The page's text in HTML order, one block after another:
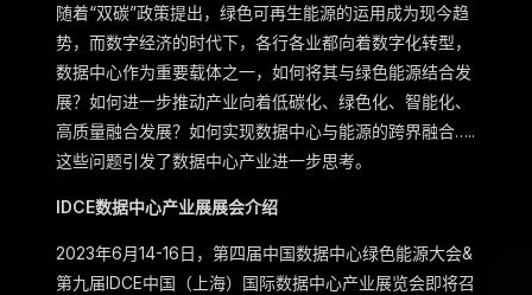
随着“双碳”政策提出，绿色可再生能源的运用成为现今趋
势，而数字经济的时代下，各行各业都向着数字化转型，
数据中心作为重要载体之一，如何将其与绿色能源结合发
展？如何进一步推动产业向着低碳化、绿色化、智能化、
高质量融合发展？如何实现数据中心与能源的跨界融合…..
这些问题引发了数据中心产业进一步思考。
IDCE数据中心产业展展会介绍
2023年6月14-16日，第四届中国数据中心绿色能源大会&
第九届IDCE中国（上海）国际数据中心产业展览会即将召